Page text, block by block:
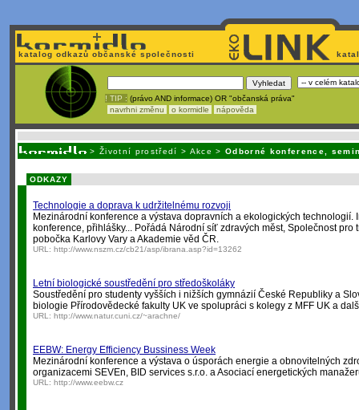
katalog odkazů občanské společnosti
! TIP : (právo AND informace) OR "občanská práva"
navrhni změnu
o kormidle nápověda
> Životní prostředí > Akce >Odborné konference,
ODKAZY
Technologie a doprava k udržitelnému rozvoji
Mezinárodní konference a výstava dopravních a ekologických technologií.
konference, přihlášky... Pořádá Národní síť zdravých měst, Společnost
pobočka Karlovy Vary a Akademie věd ČR.
URL: http://www.nszm.cz/cb21/asp/ibrana.asp?id=13262
Letní biologické soustředění pro středoškoláky
Soustředění pro studenty vyšších i nižších gymnázií České Republiky a
biologie Přírodovědecké fakulty UK ve spolupráci s kolegy z MFF UK a
URL: http://www.natur.cuni.cz/~arachne/
EEBW: Energy Efficiency Bussiness Week
Mezinárodní konference a výstava o úsporách energie a obnovitelných
organizacemi SEVEn, BID services s.r.o. a Asociací energetických
URL: http://www.eebw.cz